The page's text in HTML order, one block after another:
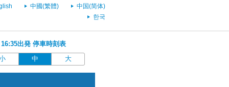
中國(繁體)
中国(简体)
한국
出発 停車時刻表
中 大